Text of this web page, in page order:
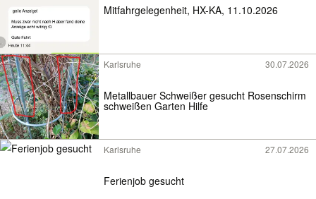
Mitfahrgelegenheit, HX-KA, 11.10.2026
Karlsruhe 30.07.2026
Metallbauer Schweißer gesucht Rosenschirm
schweißen Garten Hilfe
Karlsruhe 27.07.2026
Ferienjob gesucht